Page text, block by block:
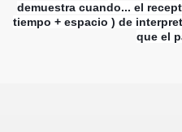
demuestra cuando... el
tiempo + espacio ) de
que el